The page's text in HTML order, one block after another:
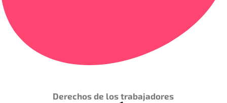
Derechos de los trabajadores